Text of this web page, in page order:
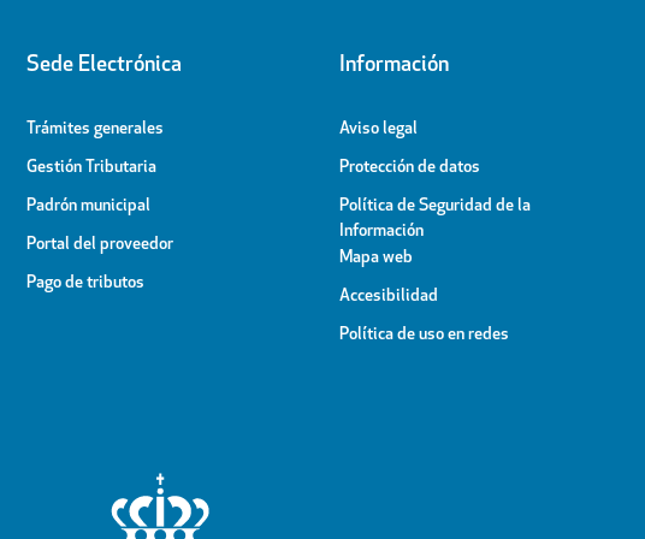
Sede Electrónica
Trámites generales
Gestión Tributaria
Padrón municipal
Portal del proveedor
Pago de tributos
Información
Aviso legal
Protección de datos
Política de Seguridad de la
Información
Mapa web
Accesibilidad
Política de uso en redes